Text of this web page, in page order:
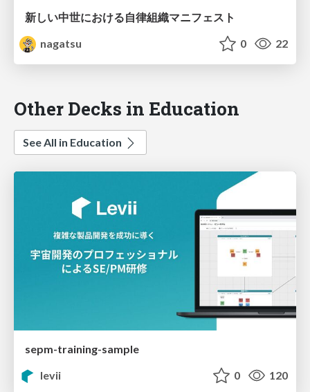
新しい中世における自律組織マニフェスト
nagatsu
0 22
Other Decks in Education
See All in Education
sepm-training-sample
levii
0 120